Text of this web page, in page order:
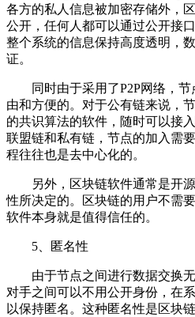
各方的私人信息被加密存储外，
公开，任何人都可以通过公开接
整个系统的信息保持高度透明，
证。
同时由于采用了P2P网络，节
由和方便的。对于公有链来说，
的共识算法的软件，随时可以接
联盟链和私有链，节点的加入需
程往往也是去中心化的。
另外，区块链软件通常是开源
性所决定的。区块链的用户不需
软件本身就是值得信任的。
5、匿名性
由于节点之间进行数据交换无
对手之间可以不用公开身份，在
以保持匿名。这种匿名性是区块